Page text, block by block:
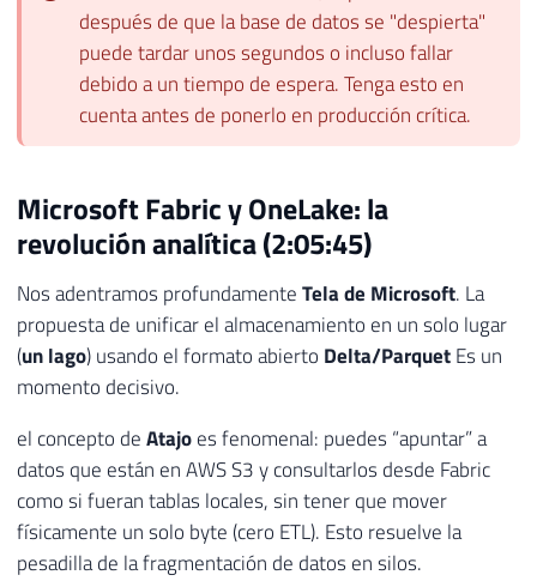
después de que la base de datos se "despierta"
puede tardar unos segundos o incluso fallar
debido a un tiempo de espera. Tenga esto en
cuenta antes de ponerlo en producción crítica.
Microsoft Fabric y OneLake: la
revolución analítica (2:05:45)
Nos adentramos profundamenteTela de Microsoft. La
propuesta de unificar el almacenamiento en un solo lugar
(un lago) usando el formato abierto Delta/ParquetEs un
momento decisivo.
el concepto deAtajoes fenomenal: puedes “apuntar” a
datos que están en AWS S3 y consultarlos desde Fabric
como si fueran tablas locales, sin tener que mover
físicamente un solo byte (cero ETL). Esto resuelve la
pesadilla de la fragmentación de datos en silos.